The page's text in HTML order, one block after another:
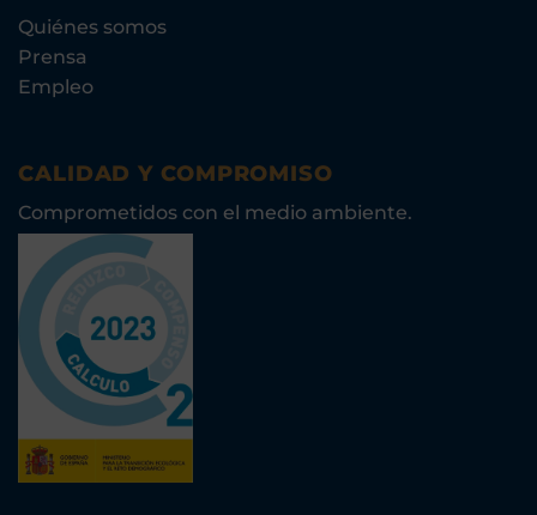
Quiénes somos
Prensa
Empleo
CALIDAD Y COMPROMISO
Comprometidos con el medio ambiente.